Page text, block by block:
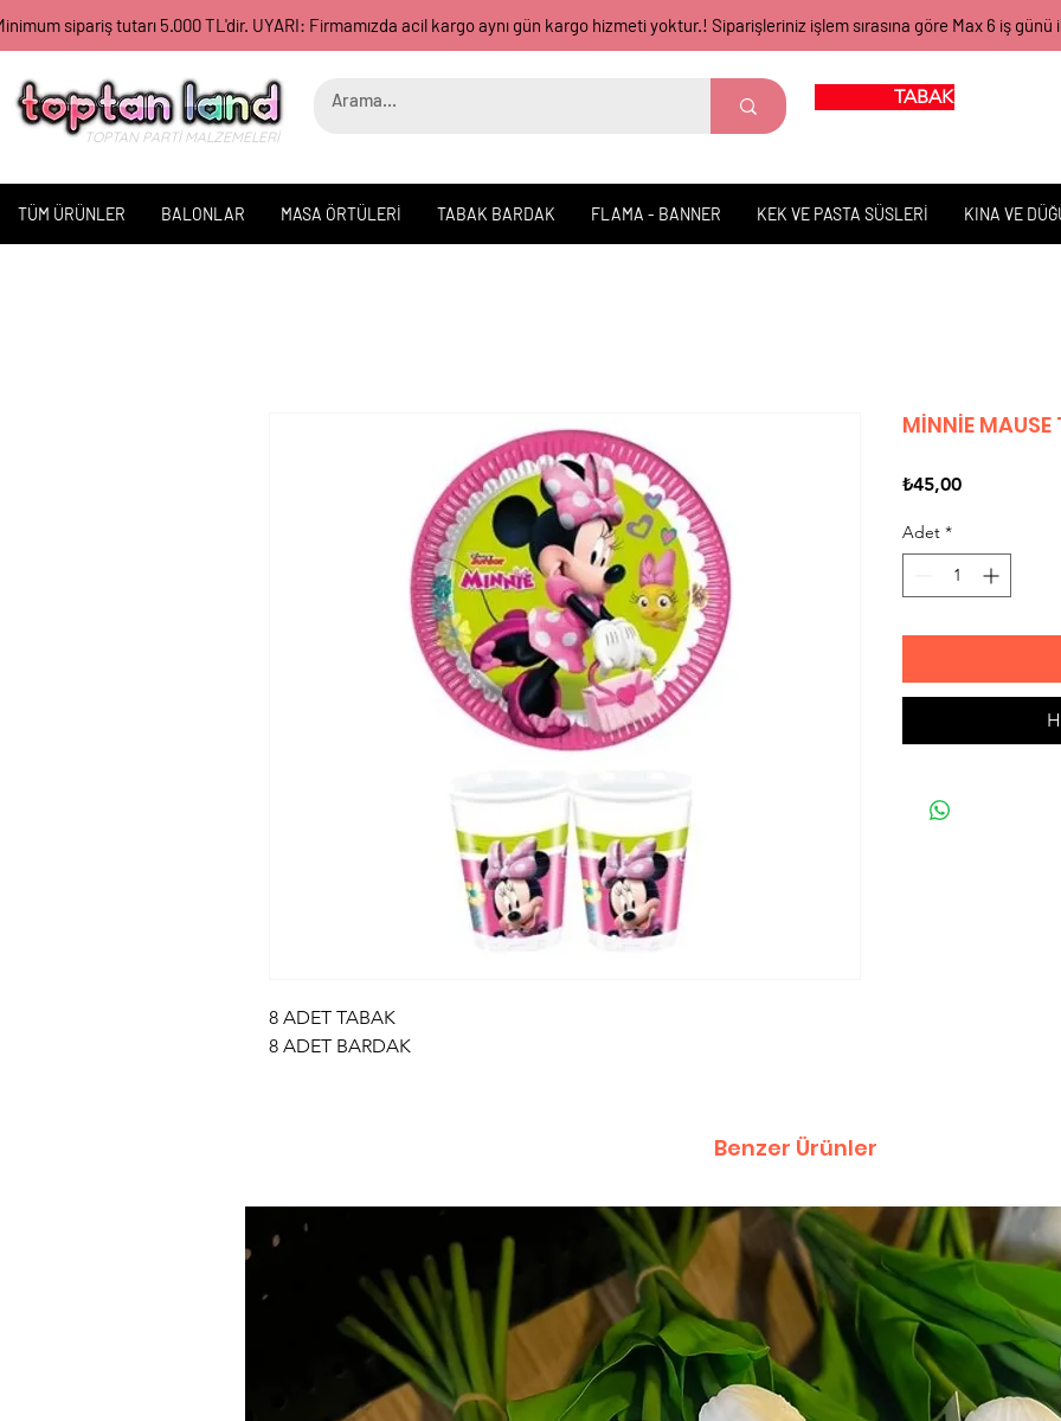
sipariş tutarı 5.000 TL'dir. UYARI: Firmamızda acil kargo aynı gün kargo hizmeti yoktur.! Siparişleriniz işlem sırasına göre Max 6 iş
TOPTAN PARTİ MALZEMELERİ
TABAK BARDAK
TÜM ÜRÜNLER BALONLAR MASA ÖRTÜLERİ TABAK BARDAK FLAMA - BANNER KEK VE PASTA SÜSLERİ KINA VE
8 ADET TABAK
8 ADET BARDAK
MİNNİE
₺45,00Fiyat
Adet *
Benzer Ürünler